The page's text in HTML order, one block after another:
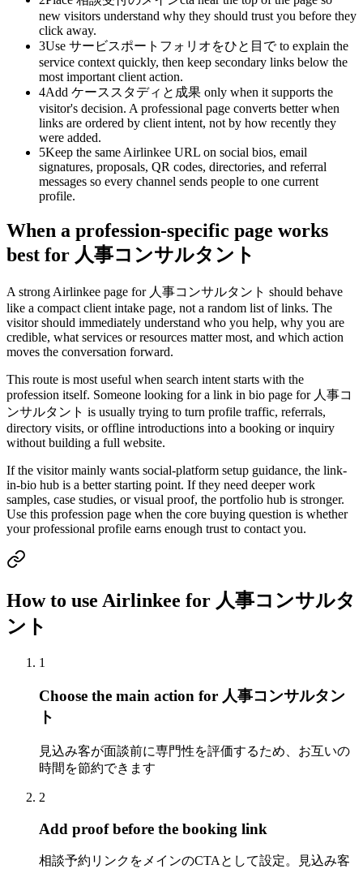
new visitors understand why they should trust you before they
click away.
3Use サービスポートフォリオをひと目で to explain the
service context quickly, then keep secondary links below the
most important client action.
4Add ケーススタディと成果 only when it supports the
visitor's decision. A professional page converts better when
links are ordered by client intent, not by how recently they
were added.
5Keep the same Airlinkee URL on social bios, email
signatures, proposals, QR codes, directories, and referral
messages so every channel sends people to one current
profile.
When a profession-specific page works
best for 人事コンサルタント
A strong Airlinkee page for 人事コンサルタント should behave
like a compact client intake page, not a random list of links. The
visitor should immediately understand who you help, why you are
credible, what services or resources matter most, and which action
moves the conversation forward.
This route is most useful when search intent starts with the
profession itself. Someone looking for a link in bio page for 人事コ
ンサルタント is usually trying to turn profile traffic, referrals,
directory visits, or offline introductions into a booking or inquiry
without building a full website.
If the visitor mainly wants social-platform setup guidance, the link-
in-bio hub is a better starting point. If they need deeper work
samples, case studies, or visual proof, the portfolio hub is stronger.
Use this profession page when the core buying question is whether
your professional profile earns enough trust to contact you.
How to use Airlinkee for 人事コンサルタ
ント
1
Choose the main action for 人事コンサルタン
ト
見込み客が面談前に専門性を評価するため、お互いの
時間を節約できます
2
Add proof before the booking link
相談予約リンクをメインのCTAとして設定。見込み客